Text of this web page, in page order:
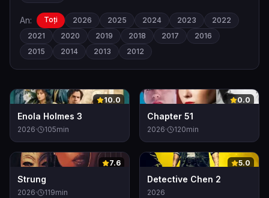
An: Toți 2026 2025 2024 2023
2022
2021
2020 2019 2018 2017
2016
2015
2014 2013 2012
0 10.0
Enola Holmes 3
2026· 105min
0 0.0
Chapter 51
2026· 120min
7.6
Strung
2026· 119min
0 5.0
Detective Chen 2
2026